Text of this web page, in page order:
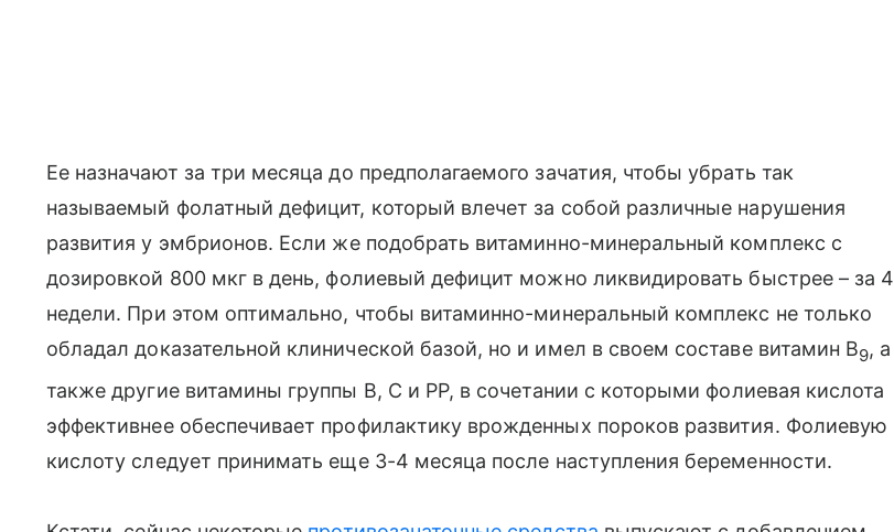
Ее назначают за три месяца до предполагаемого зачатия, чтобы убрать так
называемый фолатный дефицит, который влечет за собой различные нарушения
развития у эмбрионов. Если же подобрать витаминно-минеральный комплекс с
дозировкой 800 мкг в день, фолиевый дефицит можно ликвидировать быстрее – за 4
недели. При этом оптимально, чтобы витаминно-минеральный комплекс не только
обладал доказательной клинической базой, но и имел в своем составе витамин B9, а
также другие витамины группы В, С и PP, в сочетании с которыми фолиевая кислота
эффективнее обеспечивает профилактику врожденных пороков развития. Фолиевую
кислоту следует принимать еще 3-4 месяца после наступления беременности.